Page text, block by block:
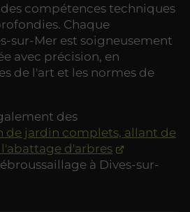
compétences techniques
Chaque
sur-Mer est soigneusement
avec précision, en
de l'art et les normes de
des
de jardin complets, allant de
l'abattage d'arbres
à Dives-sur-